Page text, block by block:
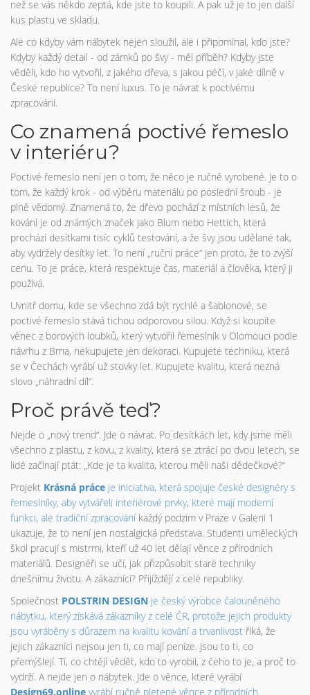
než se vás někdo zeptá, kde jste to koupili. A pak už je to jen další
kus plastu ve skladu.
Ale co kdyby vám nábytek nejen sloužil, ale i připomínal, kdo jste?
Kdyby každý detail - od zámků po švy - měl příběh? Kdyby jste
věděli, kdo ho vytvořil, z jakého dřeva, s jakou péčí, v jaké dílně v
České republice? To není luxus. To je návrat k poctivému
zpracování.
Co znamená poctivé řemeslo
v interiéru?
Poctivé řemeslo není jen o tom, že něco je ručně vyrobené. Je to o
tom, že každý krok - od výběru materiálu po poslední šroub - je
plně vědomý. Znamená to, že dřevo pochází z místních lesů, že
kování je od známých značek jako Blum nebo Hettich, která
prochází desítkami tisíc cyklů testování, a že švy jsou udělané tak,
aby vydržely desítky let. To není „ruční práce“ jen proto, že to zvýší
cenu. To je práce, která respektuje čas, materiál a člověka, který ji
používá.
Uvnitř domu, kde se všechno zdá být rychlé a šablonové, se
poctivé řemeslo stává tichou odporovou silou. Když si koupíte
věnec z borových loubků, který vytvořil řemeslník v Olomouci podle
návrhu z Brna, nekupujete jen dekoraci. Kupujete techniku, která
se v Čechách vyrábí už stovky let. Kupujete kvalitu, která nezná
slovo „náhradní díl“.
Proč právě teď?
Nejde o „nový trend“. Jde o návrat. Po desítkách let, kdy jsme měli
všechno z plastu, z kovu, z kvality, která se ztrácí po dvou letech, se
lidé začínají ptát: „Kde je ta kvalita, kterou měli naši dědečkové?“
Projekt Krásná práce je iniciativa, která spojuje české designéry s
řemeslníky, aby vytvářeli interiérové prvky, které mají moderní
funkci, ale tradiční zpracování každý podzim v Praze v Galerii 1
ukazuje, že to není jen nostalgická představa. Studenti uměleckých
škol pracují s mistrmi, kteří už 40 let dělají věnce z přírodních
materiálů. Designéři se učí, jak přizpůsobit staré techniky
dnešnímu životu. A zákazníci? Přijíždějí z celé republiky.
Společnost POLSTRIN DESIGN je český výrobce čalouněného
nábytku, který získává zákazníky z celé ČR, protože jejich produkty
jsou vyráběny s důrazem na kvalitu kování a trvanlivost říká, že
jejich zákazníci nejsou jen ti, co mají peníze. Jsou to ti, co
přemýšlejí. Ti, co chtějí vědět, kdo to vyrobil, z čeho to je, a proč to
vydrží. A nejde jen o nábytek. Jde o věnce, které vyrábí
Design69.online vyrábí ručně pletené věnce z přírodních